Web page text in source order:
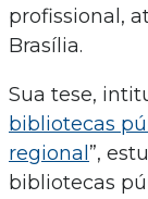
profissional,
Brasília.
Sua tese,
bibliotecas
regional ”,
bibliotecas